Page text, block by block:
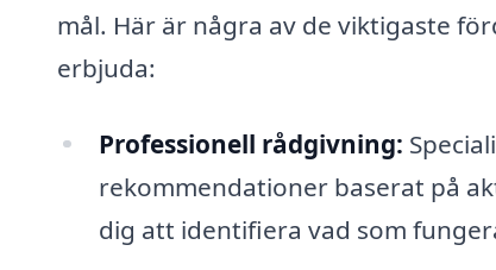
mål. Här är några av de viktigaste
erbjuda:
Professionell rådgivning:
rekommendationer baserat på
dig att identifiera vad som